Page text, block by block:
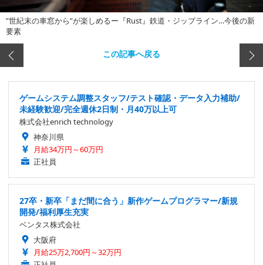
”世紀末の車窓から”が楽しめるー『Rust』鉄道・ジップライン…今後の新
要素
この記事へ戻る
ゲームシステム調整スタッフ/テスト確認・データ入力補助/
未経験歓迎/完全週休2日制・月40万以上可
株式会社enrich technology
神奈川県
月給34万円～60万円
正社員
27卒・新卒「まだ間に合う」新作ゲームプログラマー/新規
開発/福利厚生充実
ベンタス株式会社
大阪府
月給25万2,700円～32万円